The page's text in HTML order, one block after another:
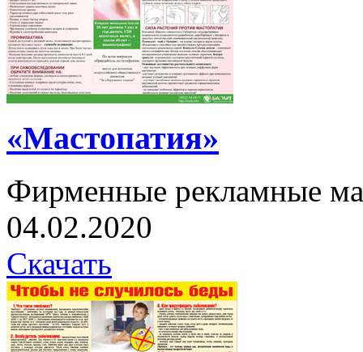
«Мастопатия»
Фирменные рекламные
04.02.2020
Скачать